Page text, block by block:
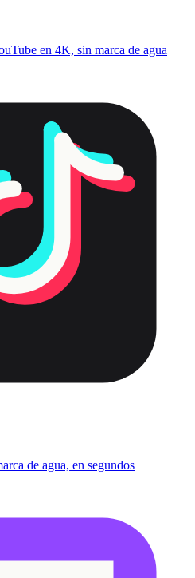
en 4K, sin marca de agua
de agua, en segundos